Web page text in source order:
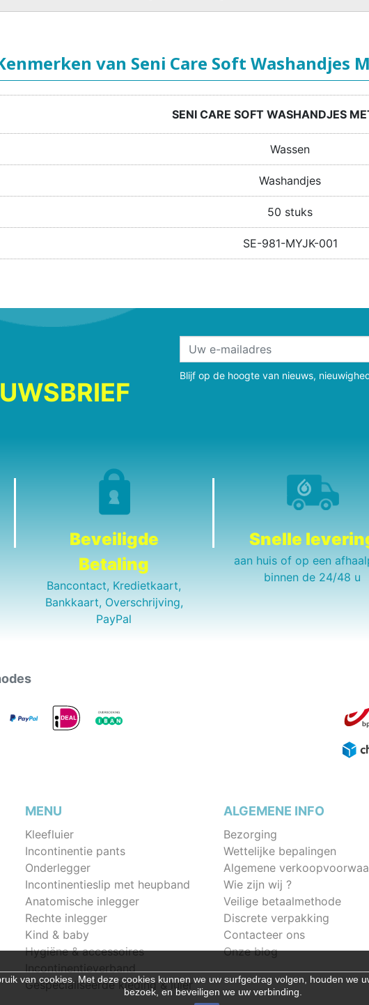
van Seni Care Soft Washandjes
SENI CARE SOFT WASHANDJES
Wassen
Washandjes
50 stuks
SE-981-MYJK-001
Blijf op de hoogte van nieuws,
Beveiligde
Betaling
Bancontact, Kredietkaart,
Bankkaart, Overschrijving,
PayPal
Snelle
aan huis of op een
binnen de 24/48 u
MENU
Kleefluier
Incontinentie pants
Onderlegger
Incontinentieslip met heupband
Anatomische inlegger
Rechte inlegger
Kind & baby
Hygiëne & accessoires
Incontinentieverband
Gespecialiseerde kleding & luier
ALGEMENE INFO
Bezorging
Wettelijke bepalingen
Algemene
Wie zijn wij ?
Veilige betaalmethode
Discrete verpakking
Contacteer ons
Onze blog
van cookies. Met deze cookies kunnen we uw surfgedrag volgen, houden we
bezoek, en beveiligen we uw verbinding.